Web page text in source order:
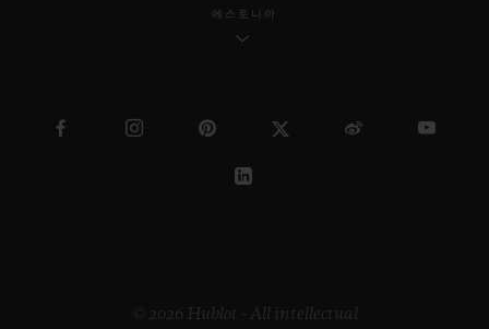
에스토니아
© 2026 Hublot - All intellectual